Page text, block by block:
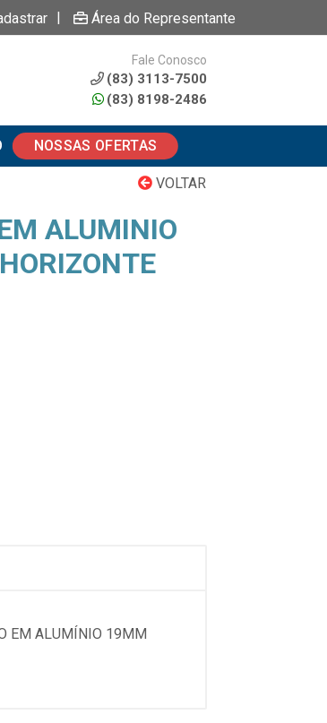
| Área do Representante
Fale Conosco
(83) 3113-7500
(83) 8198-2486
NOSSAS OFERTAS
VOLTAR
ALUMINIO
EM ALUMÍNIO 19MM